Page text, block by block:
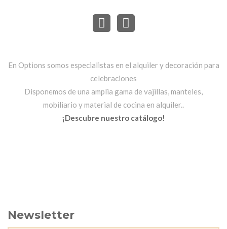
En Options somos especialistas en el alquiler y decoración para
celebraciones
Disponemos de una amplia gama de vajillas, manteles,
mobiliario y material de cocina en alquiler..
¡Descubre nuestro catálogo!
Newsletter